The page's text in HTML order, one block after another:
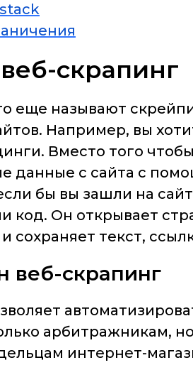
скрапинг
еще называют
Например, вы
Вместо того
данные с сайта с
бы вы зашли на
код. Он открывает
сохраняет текст,
веб-скрапинг
арбитражникам,
интернет-